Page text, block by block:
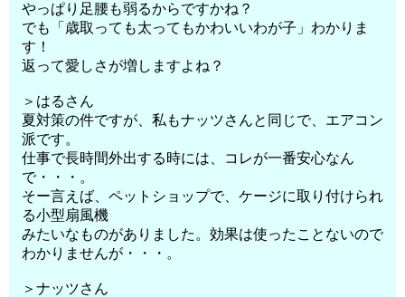
やっぱり足腰も弱るからですかね？
でも「歳取っても太ってもかわいいわが子」わかりま
す！
返って愛しさが増しますよね？
＞はるさん
夏対策の件ですが、私もナッツさんと同じで、エアコン
派です。
仕事で長時間外出する時には、コレが一番安心なん
で・・・。
そー言えば、ペットショップで、ケージに取り付けられ
る小型扇風機
みたいなものがありました。効果は使ったことないので
わかりませんが・・・。
＞ナッツさん